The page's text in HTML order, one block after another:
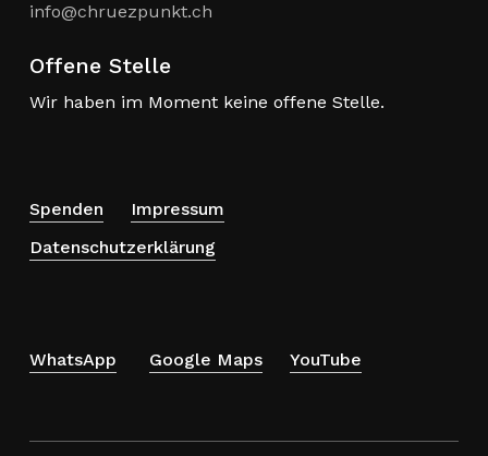
info@chruezpunkt.ch
Offene Stelle
Wir haben im Moment keine offene Stelle.
Spenden
Impressum
Datenschutzerklärung
WhatsApp Google Maps YouTube